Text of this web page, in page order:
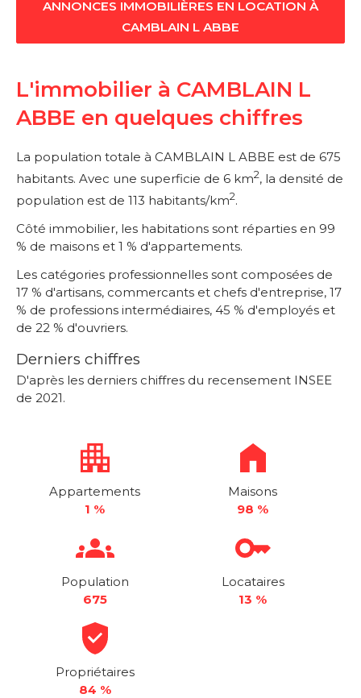
ANNONCES IMMOBILIÈRES EN LOCATION À
CAMBLAIN L ABBE
L'immobilier à CAMBLAIN L
ABBE en quelques chiffres
La population totale à CAMBLAIN L ABBE est de 675
habitants. Avec une superficie de 6 km2, la densité de
population est de 113 habitants/km2.
Côté immobilier, les habitations sont réparties en 99
% de maisons et 1 % d'appartements.
Les catégories professionnelles sont composées de
17 % d'artisans, commercants et chefs d'entreprise, 17
% de professions intermédiaires, 45 % d'employés et
de 22 % d'ouvriers.
Derniers chiffres
D'après les derniers chiffres du recensement INSEE
de 2021.
Appartements
1 %
Maisons
98 %
Population
675
Locataires
13 %
Propriétaires
84 %